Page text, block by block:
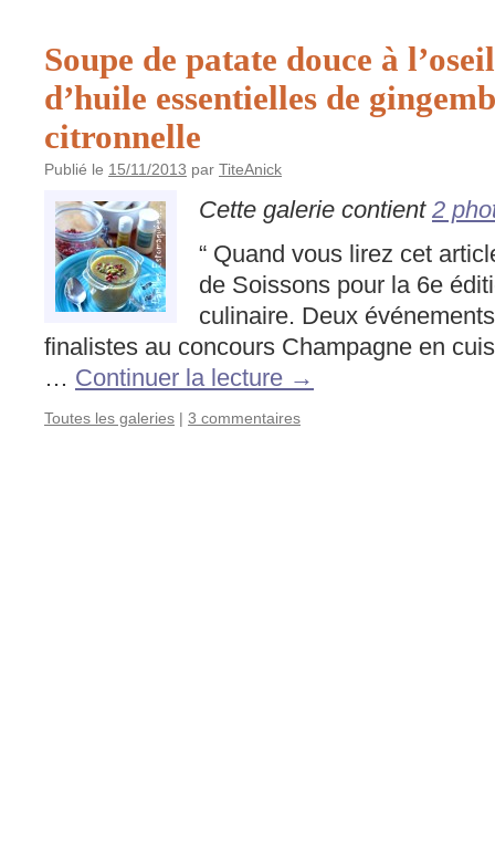
Soupe de patate douce à
d’huile essentielles de
citronnelle
Publié le 15/11/2013 par TiteAnick
Cette galerie contient 2
“ Quand vous lirez cet
de Soissons pour la 6e
culinaire. Deux
finalistes au concours Champagne en
… Continuer la lecture →
Toutes les galeries | 3 commentaires